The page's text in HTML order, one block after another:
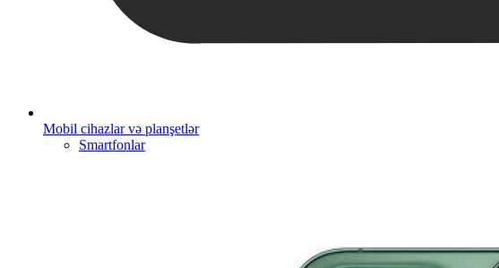
Mobil cihazlar və planşetlər
Smartfonlar